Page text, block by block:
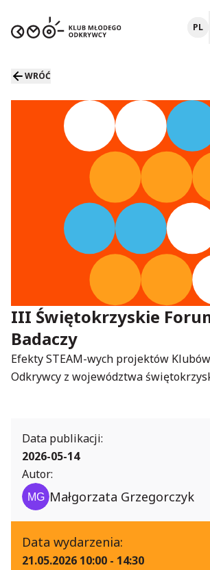
PL
WRÓĆ
III Świętokrzyskie
Badaczy
Efekty STEAM-wych projektów
Odkrywcy z województwa
Data publikacji:
2026-05-14
Autor:
Małgorzata Grzegorczyk
Data wydarzenia:
21.05.2026 10:00 - 14:30